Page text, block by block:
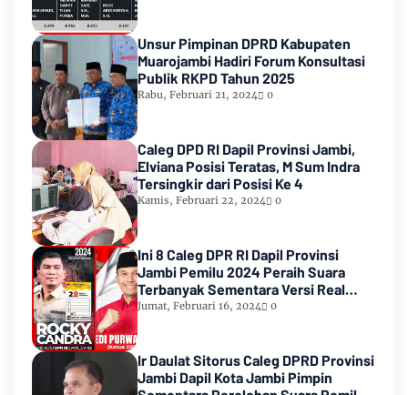
Unsur Pimpinan DPRD Kabupaten
Muarojambi Hadiri Forum Konsultasi
Publik RKPD Tahun 2025
Rabu, Februari 21, 2024 0
Caleg DPD RI Dapil Provinsi Jambi,
Elviana Posisi Teratas, M Sum Indra
Tersingkir dari Posisi Ke 4
Kamis, Februari 22, 2024 0
Ini 8 Caleg DPR RI Dapil Provinsi
Jambi Pemilu 2024 Peraih Suara
Terbanyak Sementara Versi Real
Count KPU RI
Jumat, Februari 16, 2024 0
Ir Daulat Sitorus Caleg DPRD Provinsi
Jambi Dapil Kota Jambi Pimpin